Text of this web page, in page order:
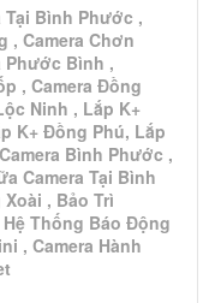
Tại Bình Phước ,
, Camera Chơn
Phước Bình ,
, Camera Đồng
Ninh , Lắp K+
K+ Đồng Phú, Lắp
Bình Phước ,
Camera Tại Bình
, Bảo Trì
Thống Báo Động
, Camera Hành